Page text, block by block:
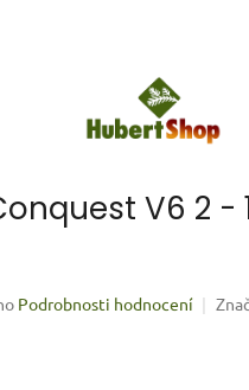
V6 2 -
Podrobnosti hodnocení